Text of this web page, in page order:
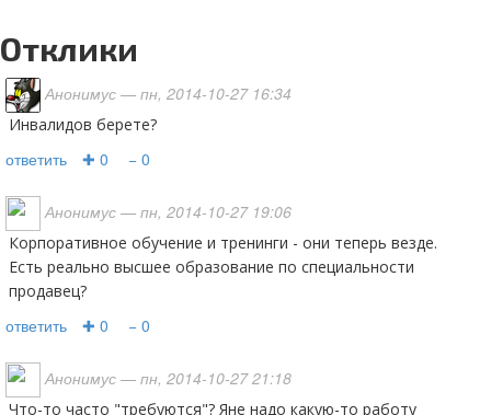
Отклики
Анонимус — пн, 2014-10-27 16:34
Инвалидов берете?
ответить ✚ 0 − 0
Анонимус — пн, 2014-10-27 19:06
Корпоративное обучение и тренинги - они теперь везде.
Есть реально высшее образование по специальности
продавец?
ответить ✚ 0 − 0
Анонимус — пн, 2014-10-27 21:18
Что-то часто "требуются"? Яне надо какую-то работу